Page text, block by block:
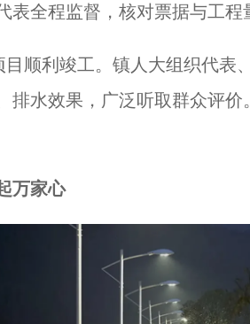
表全程监督，核对票据与工
利竣工。镇人大组织代表、
排水效果，广泛听取群众评价
万家心